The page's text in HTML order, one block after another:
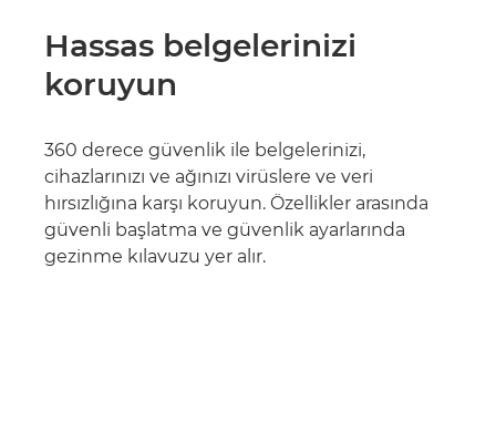
Hassas belgelerinizi
koruyun
360 derece güvenlik ile belgelerinizi,
cihazlarınızı ve ağınızı virüslere ve veri
hırsızlığına karşı koruyun. Özellikler arasında
güvenli başlatma ve güvenlik ayarlarında
gezinme kılavuzu yer alır.